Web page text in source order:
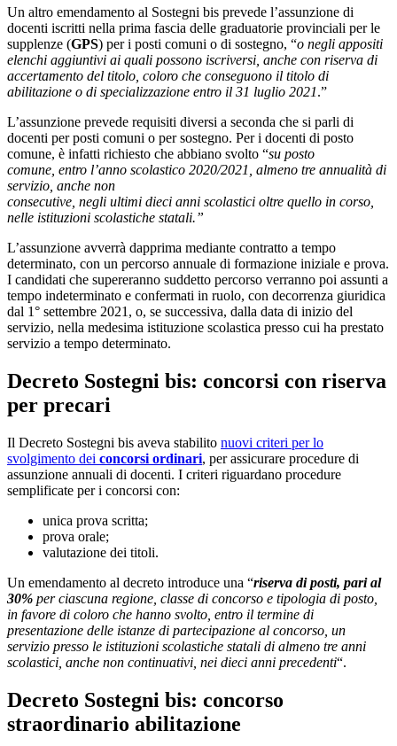
Un altro emendamento al Sostegni bis prevede l’assunzione di
docenti iscritti nella prima fascia delle graduatorie provinciali per le
supplenze (GPS) per i posti comuni o di sostegno, “o negli appositi
elenchi aggiuntivi ai quali possono iscriversi, anche con riserva di
accertamento del titolo, coloro che conseguono il titolo di
abilitazione o di specializzazione entro il 31 luglio 2021.”
L’assunzione prevede requisiti diversi a seconda che si parli di
docenti per posti comuni o per sostegno. Per i docenti di posto
comune, è infatti richiesto che abbiano svolto “su posto
comune, entro l’anno scolastico 2020/2021, almeno tre annualità di
servizio, anche non
consecutive, negli ultimi dieci anni scolastici oltre quello in corso,
nelle istituzioni scolastiche statali.”
L’assunzione avverrà dapprima mediante contratto a tempo
determinato, con un percorso annuale di formazione iniziale e prova.
I candidati che supereranno suddetto percorso verranno poi assunti a
tempo indeterminato e confermati in ruolo, con decorrenza giuridica
dal 1° settembre 2021, o, se successiva, dalla data di inizio del
servizio, nella medesima istituzione scolastica presso cui ha prestato
servizio a tempo determinato.
Decreto Sostegni bis: concorsi con riserva
per precari
Il Decreto Sostegni bis aveva stabilito nuovi criteri per lo
svolgimento dei concorsi ordinari, per assicurare procedure di
assunzione annuali di docenti. I criteri riguardano procedure
semplificate per i concorsi con:
unica prova scritta;
prova orale;
valutazione dei titoli.
Un emendamento al decreto introduce una “riserva di posti, pari al
30% perciascuna regione, classe di concorso e tipologia di posto,
in favore di coloro che hanno svolto, entro il termine di
presentazione delle istanze di partecipazione al concorso, un
servizio presso le istituzioni scolastiche statali di almeno tre anni
scolastici, anche non continuativi, nei dieci anni precedenti“.
Decreto Sostegni bis: concorso
straordinario abilitazione